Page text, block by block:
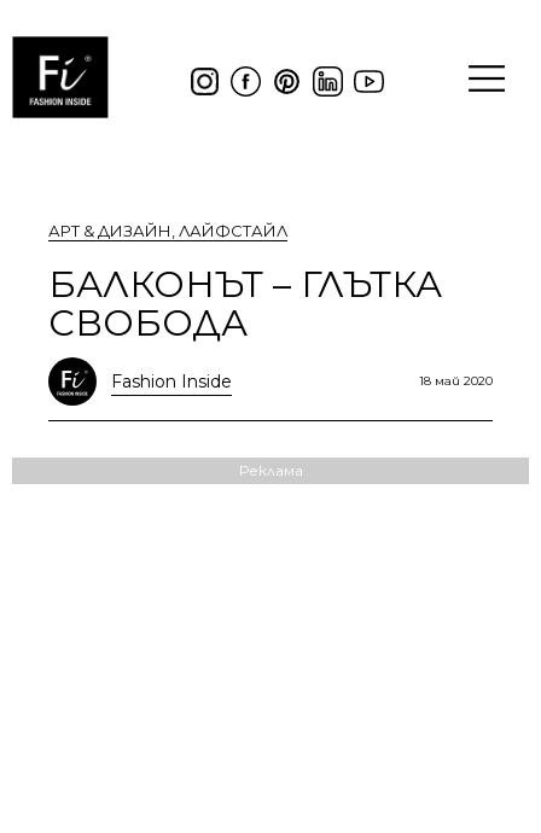
АРТ & ДИЗАЙН ЛАЙФСТАЙЛ
БАЛКОНЪТ – ГЛЪТКА
СВОБОДА
Fashion Inside 18 май 2020
Реклама